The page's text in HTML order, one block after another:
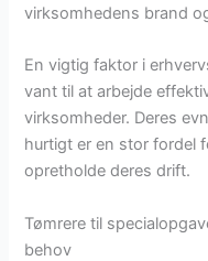
virksomhedens brand
En vigtig faktor i
vant til at arbejde
virksomheder. Deres
hurtigt er en stor fordel
opretholde deres drift.
Tømrere til
behov